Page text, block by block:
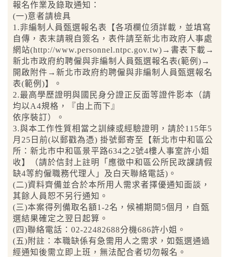
報名作業及錄取通知：
(一)意者請檢具
1.非編制人員甄選報名表【各項欄位須詳載，並填寫
自傳，表末請親自簽名，表件請至新北市政府人事處
網站(http://www.personnel.ntpc.gov.tw)→書表下載→
新北市政府約聘僱與非編制人員甄選報名表(範例)→
開啟附件→新北市政府約聘僱與非編制人員甄選報名
表(範例)】。
2.最高學歷證明與國民身分證正反面等證件影本（請
均以A4規格，『由上而下』
依序裝訂）。
3.與本工作性質相當之訓練或經驗證明，請於115年5
月25日前(以郵戳為憑) 掛號郵寄至【新北市中和區公
所：新北市中和區景平路634之2號4樓人事室許小姐
收】（請於信封上註明「應徵中和區公所民政課請假
缺4等約僱職務代理人」及白天聯絡電話)。
(二)資料齊備並合於本所用人需求者擇優通知面談，
其餘人員恕不另行通知。
(三)本案得列備取名額1-2名，候補期間5個月，自甄
選結果確定之翌日起算。
(四)聯絡電話：02-22482688分機686許小姐。
(五)附註：本職缺係有急需用人之需求，如甄選通過
經通知後需立即上班，無法配合者切勿報名。